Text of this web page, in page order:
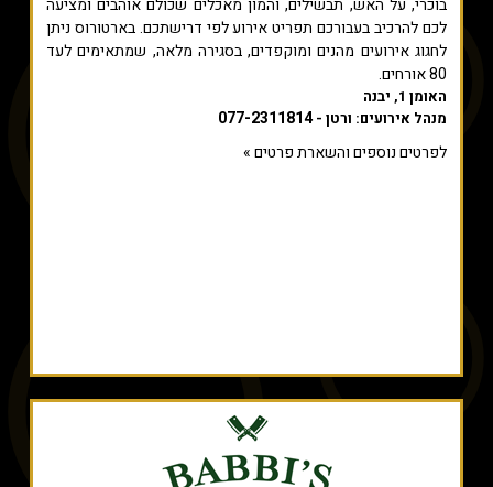
לכם להרכיב בעבורכם תפריט אירוע לפי דרישתכם. בארטורוס ניתן
לחגוג אירועים מהנים ומוקפדים, בסגירה מלאה, שמתאימים לעד
80 אורחים.
האומן 1, יבנה
מנהל אירועים: ורטן -077-2311814
לפרטים נוספים והשארת פרטים »